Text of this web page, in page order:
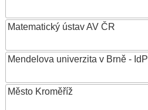
Matematický ústav AV ČR
Mendelova univerzita v Brně - IdP
Město Kroměříž